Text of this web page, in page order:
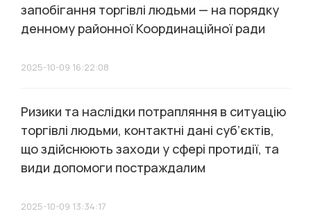
запобігання торгівлі людьми — на порядку
денному районної Координаційної ради
2025-10-09 16:22:08
Ризики та наслідки потрапляння в ситуацію
торгівлі людьми, контактні дані суб’єктів,
що здійснюють заходи у сфері протидії, та
види допомоги постраждалим
2025-10-09 13:34:17